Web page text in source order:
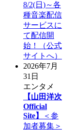
8/2(日)～各
種音楽配信
サービスに
て配信開
始！（公式
サイトへ）
2026年7月
31日
エンタメ
【山田洋次
Official
Site】
＜参
加者募集＞